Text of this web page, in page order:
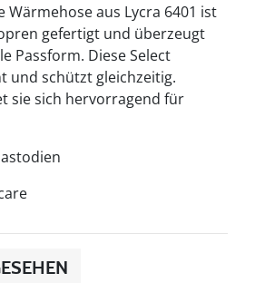
Wärmehose aus Lycra 6401 ist
gefertigt und überzeugt
Passform. Diese Select
und schützt gleichzeitig.
sie sich hervorragend für